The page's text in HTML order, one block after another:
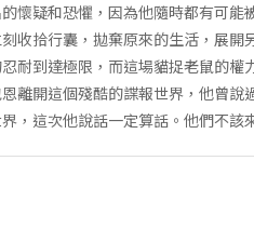
懷疑和恐懼，因為他隨時都有可
收拾行囊，拋棄原來的生活，展
耐到達極限，而這場貓捉老鼠的
離開這個殘酷的諜報世界，他曾
，這次他說話一定算話。他們不該